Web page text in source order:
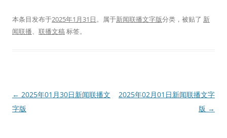
本条目发布于2025年1月31日。属于新闻联播文字版分类，被贴了 新
闻联播、 联播文稿标签。
文
章
← 2025年01月30日新闻联播文
字版
2025年02月01日新闻联播文字
版 →